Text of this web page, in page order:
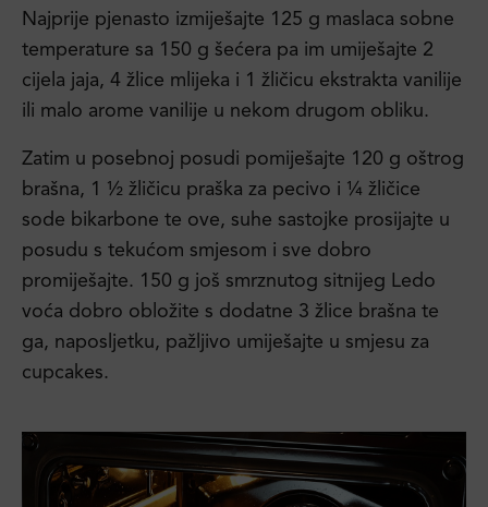
Najprije pjenasto izmiješajte 125 g maslaca sobne
temperature sa 150 g šećera pa im umiješajte 2
cijela jaja, 4 žlice mlijeka i 1 žličicu ekstrakta vanilije
ili malo arome vanilije u nekom drugom obliku.
Zatim u posebnoj posudi pomiješajte 120 g oštrog
brašna, 1 ½ žličicu praška za pecivo i ¼ žličice
sode bikarbone te ove, suhe sastojke prosijajte u
posudu s tekućom smjesom i sve dobro
promiješajte. 150 g još smrznutog sitnijeg Ledo
voća dobro obložite s dodatne 3 žlice brašna te
ga, naposljetku, pažljivo umiješajte u smjesu za
cupcakes.